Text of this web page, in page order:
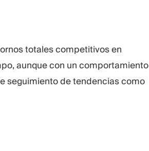
totales competitivos en
aunque con un comportamiento
seguimiento de tendencias como